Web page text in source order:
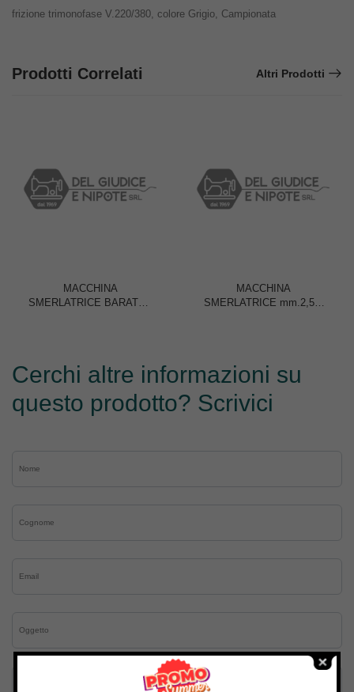
frizione trimonofase V.220/380, colore Grigio, Campionata
Prodotti Correlati Altri Prodotti
MACCHINA
SMERLATRICE BARATTO
MACCHINA
SMERLATRICE mm.2,5/4
Cerchi altre informazioni su
questo prodotto? Scrivici